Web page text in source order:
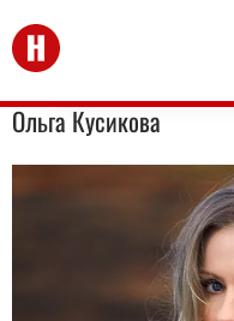
Перейти на главную
Ольга Кусикова